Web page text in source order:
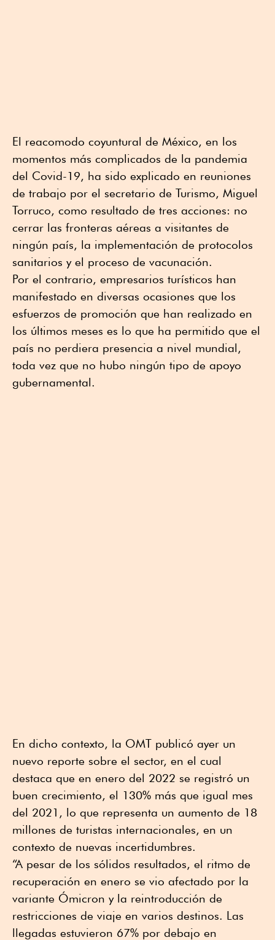
El reacomodo coyuntural de México, en los
momentos más complicados de la pandemia
del Covid-19, ha sido explicado en reuniones
de trabajo por el secretario de Turismo, Miguel
Torruco, como resultado de tres acciones: no
cerrar las fronteras aéreas a visitantes de
ningún país, la implementación de protocolos
sanitarios y el proceso de vacunación.
Por el contrario, empresarios turísticos han
manifestado en diversas ocasiones que los
esfuerzos de promoción que han realizado en
los últimos meses es lo que ha permitido que el
país no perdiera presencia a nivel mundial,
toda vez que no hubo ningún tipo de apoyo
gubernamental.
En dicho contexto, la OMT publicó ayer un
nuevo reporte sobre el sector, en el cual
destaca que en enero del 2022 se registró un
buen crecimiento, el 130% más que igual mes
del 2021, lo que representa un aumento de 18
millones de turistas internacionales, en un
contexto de nuevas incertidumbres.
“A pesar de los sólidos resultados, el ritmo de
recuperación en enero se vio afectado por la
variante Ómicron y la reintroducción de
restricciones de viaje en varios destinos. Las
llegadas estuvieron 67% por debajo en